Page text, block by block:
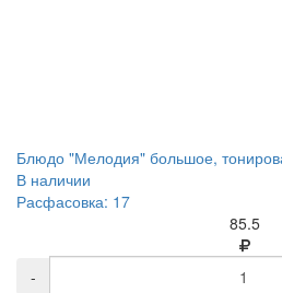
Блюдо "Мелодия" большое,
В наличии
Расфасовка: 17
85.5
-